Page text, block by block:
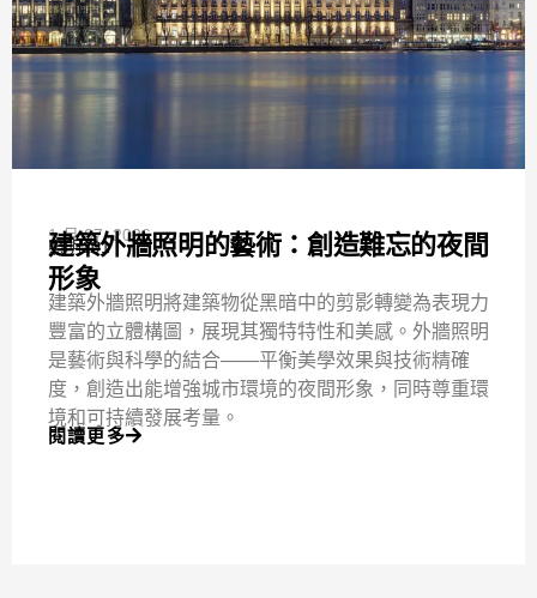
1 月 07, 2026
照明101
建築外牆照明的藝術：創造難忘的夜間
形象
建築外牆照明將建築物從黑暗中的剪影轉變為表現力
豐富的立體構圖，展現其獨特特性和美感。外牆照明
是藝術與科學的結合——平衡美學效果與技術精確
度，創造出能增強城市環境的夜間形象，同時尊重環
境和可持續發展考量。
閱讀更多